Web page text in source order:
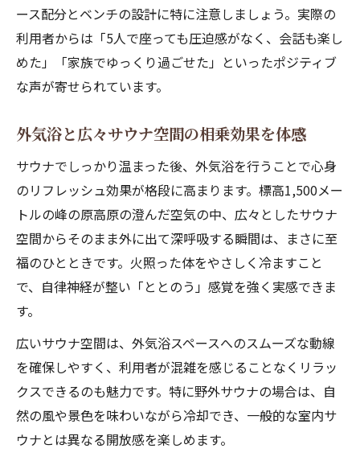
ース配分とベンチの設計に特に注意しましょう。実際の
利用者からは「5人で座っても圧迫感がなく、会話も楽し
めた」「家族でゆっくり過ごせた」といったポジティブ
な声が寄せられています。
外気浴と広々サウナ空間の相乗効果を体感
サウナでしっかり温まった後、外気浴を行うことで心身
のリフレッシュ効果が格段に高まります。標高1,500メー
トルの峰の原高原の澄んだ空気の中、広々としたサウナ
空間からそのまま外に出て深呼吸する瞬間は、まさに至
福のひとときです。火照った体をやさしく冷ますこと
で、自律神経が整い「ととのう」感覚を強く実感できま
す。
広いサウナ空間は、外気浴スペースへのスムーズな動線
を確保しやすく、利用者が混雑を感じることなくリラッ
クスできるのも魅力です。特に野外サウナの場合は、自
然の風や景色を味わいながら冷却でき、一般的な室内サ
ウナとは異なる開放感を楽しめます。